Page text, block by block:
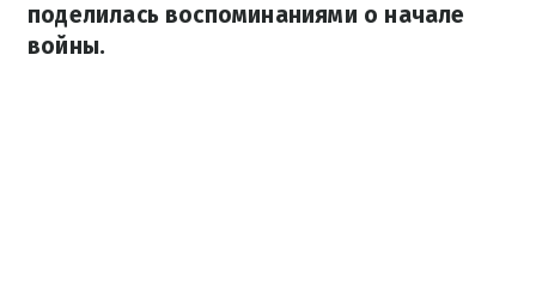
поделилась воспоминаниями о начале
войны.